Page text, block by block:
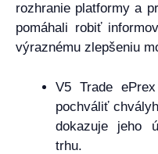
rozhranie platformy a
pomáhali robiť
výraznému zlepšeniu
V5 Trade
pochváliť
dokazuje jeho
trhu.